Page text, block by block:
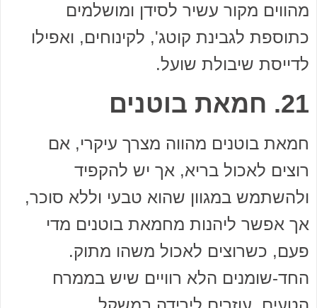
מהווים מקור עשיר לסידן ומושלמים
כתוספת לגבינת קוטג', לקינוחים, ואפילו
לדייסת שיבולת שועל.
21. חמאת בוטנים
חמאת בוטנים מהווה מצרך עיקרי, אם
רוצים לאכול בריא, אך יש להקפיד
ולהשתמש במגוון שהוא טבעי וללא סוכר,
אך אפשר ליהנות מחמאת בוטנים מדי
פעם, כשרוצים לאכול משהו מתוק.
החד-שומנים הלא רוויים שיש בממרח